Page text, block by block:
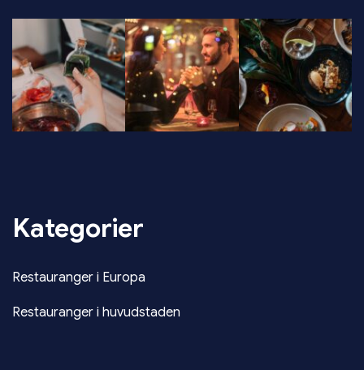
Kategorier
Restauranger i Europa
Restauranger i huvudstaden